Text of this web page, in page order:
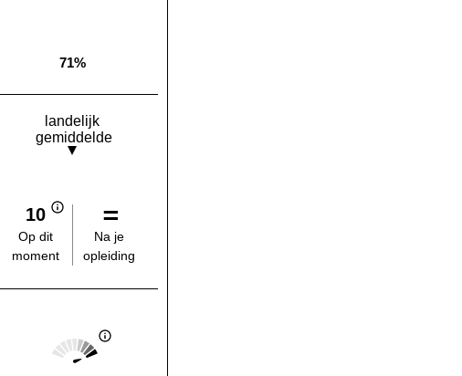
Landelijk gemiddelde:
71%
landelijk
gemiddelde
10
Op dit
moment
Na je
opleiding
Landelijk gemiddelde:
Score: 5 van 5